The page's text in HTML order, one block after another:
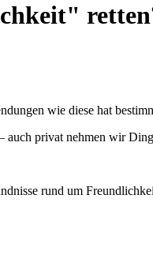
wie diese hat
privat nehmen wir
rund um